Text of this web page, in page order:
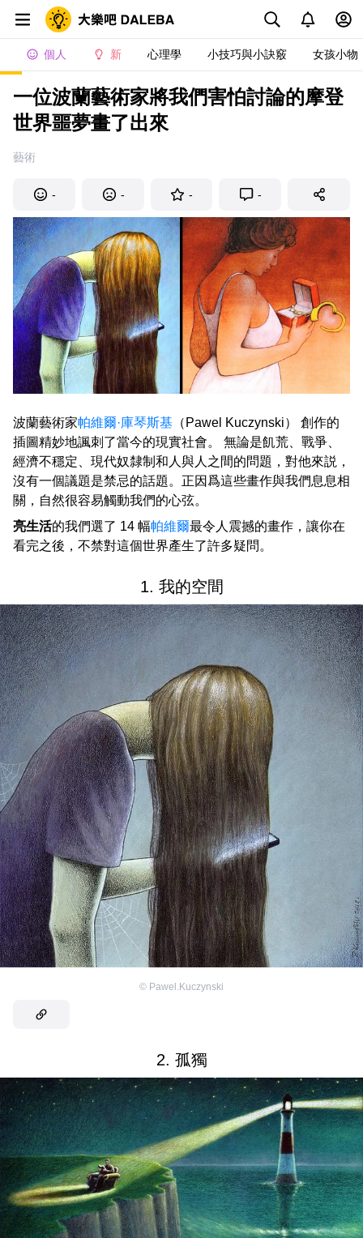
個人 新 心理學 小技巧與小訣竅 女孩小物
一位波蘭藝術家將我們害怕討論的摩登
世界噩夢畫了出來
藝術
- - - -
波蘭藝術家帕維爾·庫琴斯基 （Pawel Kuczynski） 創作的
插圖精妙地諷刺了當今的現實社會。 無論是飢荒、戰爭、
經濟不穩定、現代奴隸制和人與人之間的問題，對他來説，
沒有一個議題是禁忌的話題。正因爲這些畫作與我們息息相
關，自然很容易觸動我們的心弦。
亮生活的我們選了 14 幅帕維爾最令人震撼的畫作，讓你在
看完之後，不禁對這個世界產生了許多疑問。
1. 我的空間
© Pawel.Kuczynski
2. 孤獨